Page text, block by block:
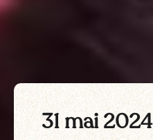
31 mai 2024